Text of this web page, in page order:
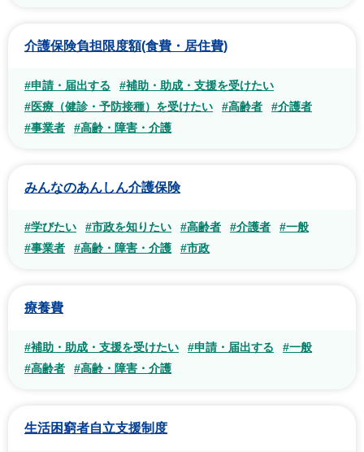
介護保険負担限度額(食費・居住費)
#申請・届出する
#補助・助成・支援を受けたい
#医療（健診・予防接種）を受けたい
#高齢者
#介護者
#事業者
#高齢・障害・介護
みんなのあんしん介護保険
#学びたい #市政を知りたい #高齢者 #介護者
#一般
#事業者
#高齢・障害・介護 #市政
療養費
#補助・助成・支援を受けたい #申請・届出する
#一般
#高齢者
#高齢・障害・介護
生活困窮者自立支援制度